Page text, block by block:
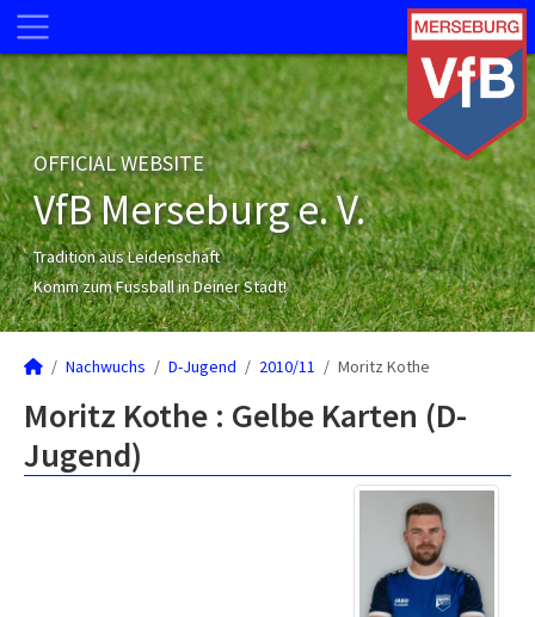
OFFICIAL WEBSITE
VfB Merseburg e. V.
Tradition aus Leidenschaft
Komm zum Fussball in Deiner Stadt!
Nachwuchs D-Jugend 2010/11 Moritz Kothe
Moritz Kothe : Gelbe Karten (D-
Jugend)